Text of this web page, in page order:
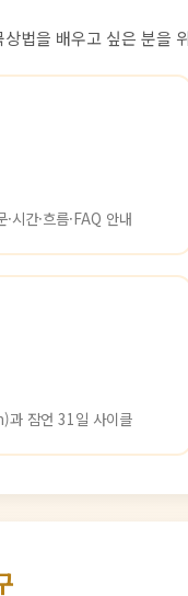
법을 배우고 싶은 분을
시간·흐름·FAQ 안내
과 잠언 31일 사이클